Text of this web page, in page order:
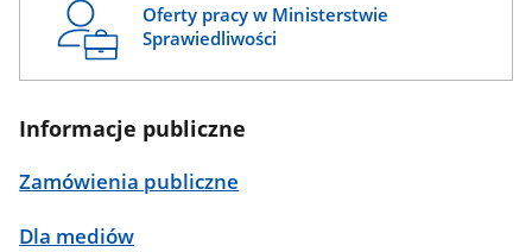
Oferty pracy w Ministerstwie
Sprawiedliwości
Informacje publiczne
Zamówienia publiczne
Dla mediów